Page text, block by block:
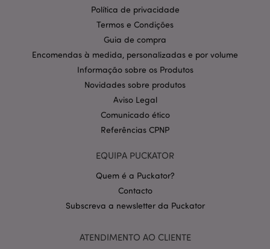
Política de privacidade
Termos e Condições
Guia de compra
Encomendas à medida, personalizadas e por volume
Informação sobre os Produtos
Novidades sobre produtos
Aviso Legal
Comunicado ético
Referências CPNP
EQUIPA PUCKATOR
Quem é a Puckator?
Contacto
Subscreva a newsletter da Puckator
ATENDIMENTO AO CLIENTE
CookieScriptConsent
PHPSESSID
PHP.net
Política de Privacidade da